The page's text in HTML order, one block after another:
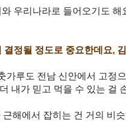
우리나라로 들어오기도 해
정될 정도로 중요한데요,
가루도 전남 신안에서 고정
내가 믿고 먹을 수 있는 걸
해에서 잡히는 건 거의 비